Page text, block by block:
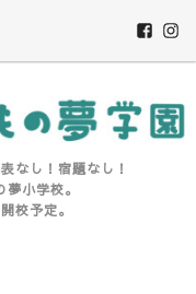
なし！宿題なし！
小学校。
校予定。